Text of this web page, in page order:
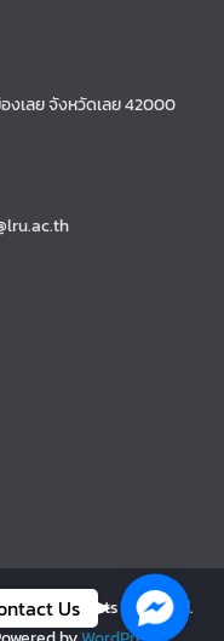
งเลย จังหวัดเลย 42000
LRU. All rights reserved.
Us